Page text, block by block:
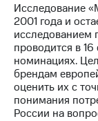
капитал
и
аудит
Рынок
акций
Исследование
2001 года и
исследованием
проводится в
номинациях.
брендам
оценить их с
понимания
России на